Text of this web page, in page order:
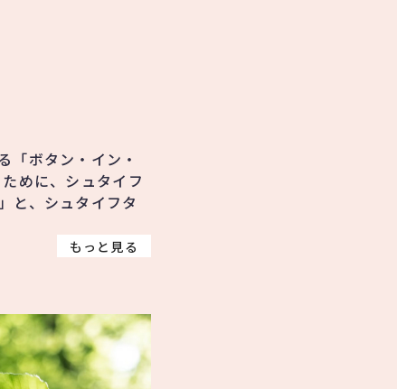
「ボタン・イン・
めに、シュタイフ
と、シュタイフタ
もっと見る